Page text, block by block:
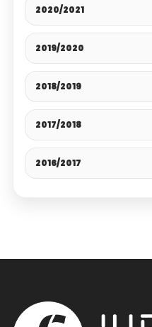
2020/2021
2019/2020
2018/2019
2017/2018
2016/2017